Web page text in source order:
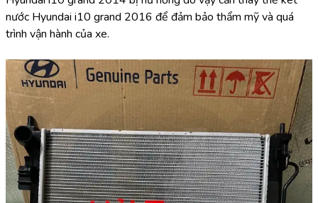
nước Hyundai i10 grand 2016 để đảm bảo thẩm mỹ và quá
trình vận hành của xe.